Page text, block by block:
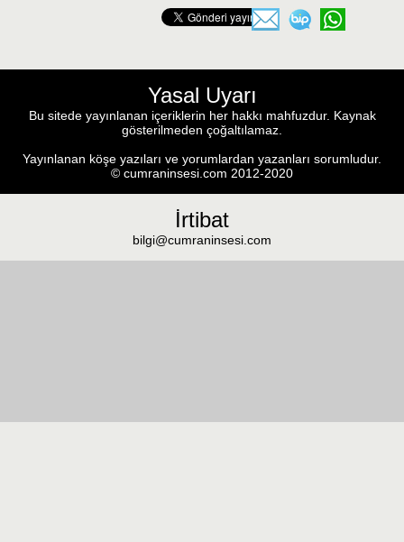
Yasal Uyarı
Bu sitede yayınlanan içeriklerin her hakkı mahfuzdur. Kaynak
gösterilmeden çoğaltılamaz.
Yayınlanan köşe yazıları ve yorumlardan yazanları sorumludur.
© cumraninsesi.com 2012-2020
İrtibat
bilgi@cumraninsesi.com